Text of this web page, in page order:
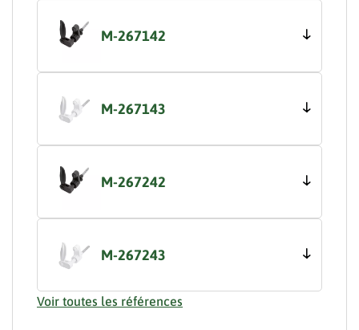
M-267142
M-267143
M-267242
M-267243
Voir toutes les références